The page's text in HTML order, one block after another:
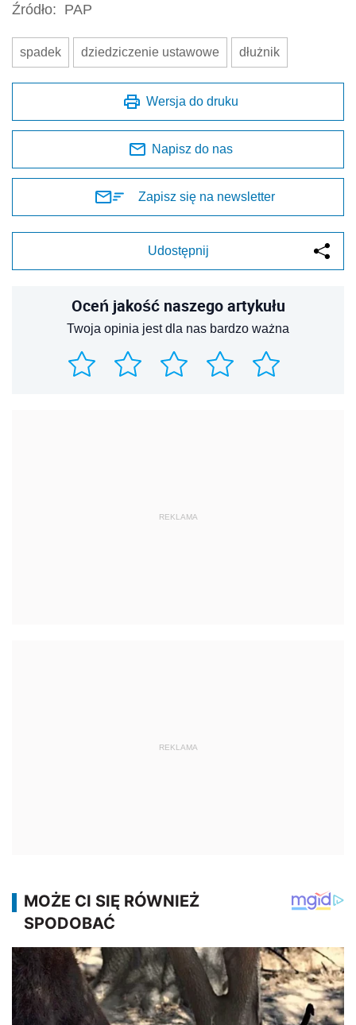
Źródło: PAP
spadek dziedziczenie ustawowe dłużnik
Wersja do druku
Napisz do nas
Zapisz się na newsletter
Udostępnij
Oceń jakość naszego artykułu
Twoja opinia jest dla nas bardzo ważna
REKLAMA
REKLAMA